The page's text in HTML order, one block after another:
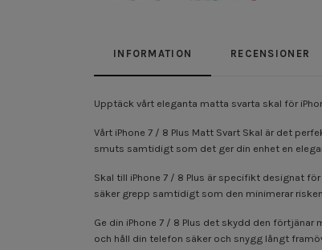
INFORMATION RECENSIONER
Upptäck vårt eleganta matta svarta skal för
Vårt iPhone 7 / 8 Plus Matt Svart Skal är det
smuts samtidigt som det ger din enhet en
Skal till iPhone 7 / 8 Plus är specifikt designat
säker grepp samtidigt som den minimerar
Ge din iPhone 7 / 8 Plus det skydd den
och håll din telefon säker och snygg långt